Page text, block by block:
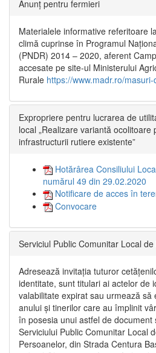
Anunț pentru fermieri
Materialele informative referitoare
climă cuprinse în Programul
(PNDR) 2014 – 2020, aferent
accesate pe site-ul Ministerului
Rurale https://www.madr.ro/
Expropriere pentru lucrarea de
local „Realizare variantă ocolitoare
infrastructurii rutiere existente”
Hotărârea Consiliului
numărul 49 din 29.02.2020
Notificare de acces în
Convocare
Serviciul Public Comunitar Local
Adresează invitația tuturor
identitate, sunt titulari ai actelor de
valabilitate expirat sau urmează să
anului și tinerilor care au împlinit
în posesia unui astfel de document
Serviciului Public Comunitar Local
Persoanelor, din Strada Centura